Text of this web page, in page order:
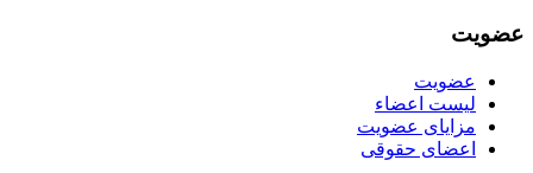
عضویت
عضویت
لیست اعضاء
مزایای عضویت
اعضای حقوقی